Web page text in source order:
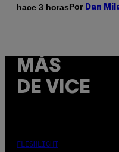
hace 3 horasPor Dan
MÁS
DE VICE
FLESHLIGHT